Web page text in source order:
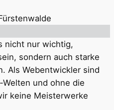
nicht nur wichtig,
sondern auch starke
Als Webentwickler sind
und ohne die
keine Meisterwerke